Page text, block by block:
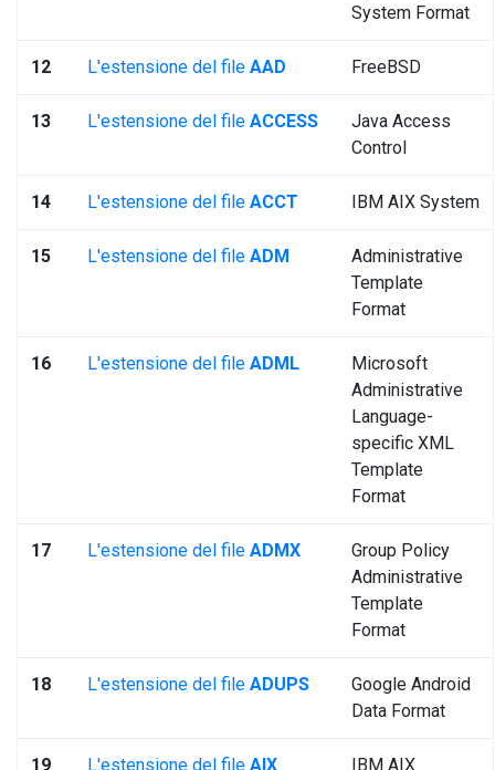
System Format
12 L'estensione del file AAD FreeBSD
13 L'estensione del file ACCESS
Java Access
Control
14 L'estensione del file ACCT IBM AIX System
15 L'estensione del file ADM
Administrative
Template
Format
16 L'estensione del file ADML
Microsoft
Administrative
Language-
specific XML
Template
Format
17 L'estensione del file ADMX
Group Policy
Administrative
Template
Format
18 L'estensione del file ADUPS
Google Android
Data Format
19 L'estensione del file AIX IBM AIX